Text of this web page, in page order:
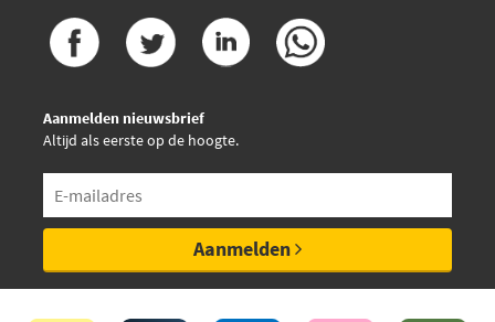
Aanmelden nieuwsbrief
Altijd als eerste op de hoogte.
Aanmelden